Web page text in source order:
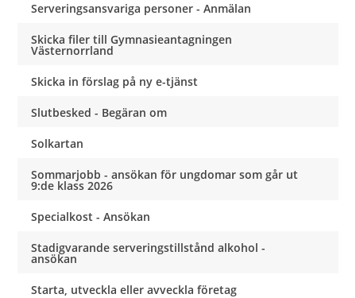
Serveringsansvariga personer - Anmälan
Skicka filer till Gymnasieantagningen
Västernorrland
Skicka in förslag på ny e-tjänst
Slutbesked - Begäran om
Solkartan
Sommarjobb - ansökan för ungdomar som går ut
9:de klass 2026
Specialkost - Ansökan
Stadigvarande serveringstillstånd alkohol -
ansökan
Starta, utveckla eller avveckla företag